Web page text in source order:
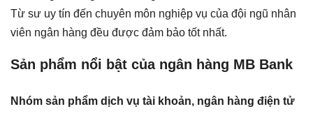
Từ sư uy tín đến chuyên môn nghiệp vụ của đội ngũ nhân
viên ngân hàng đều được đảm bảo tốt nhất.
Sản phẩm nổi bật của ngân hàng MB Bank
Nhóm sản phẩm dịch vụ tài khoản, ngân hàng điện tử